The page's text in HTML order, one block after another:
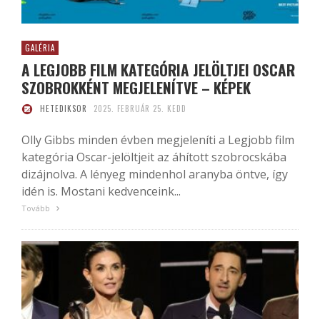
GALÉRIA
A LEGJOBB FILM KATEGÓRIA JELÖLTJEI OSCAR
SZOBROKKÉNT MEGJELENÍTVE – KÉPEK
HETEDIKSOR 2025. FEBRUÁR 25. KEDD
Olly Gibbs minden évben megjeleníti a Legjobb film
kategória Oscar-jelöltjeit az áhított szobrocskába
dizájnolva. A lényeg mindenhol aranyba öntve, így
idén is. Mostani kedvenceink...
Tovább